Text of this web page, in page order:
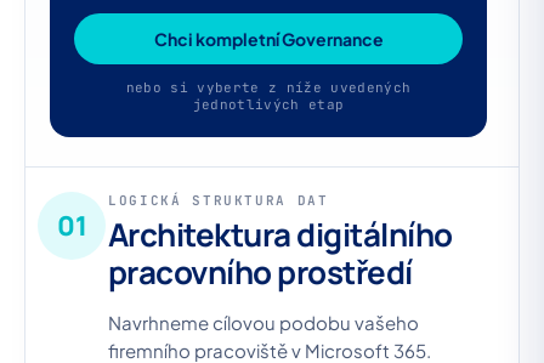
Chci kompletní Governance
nebo si vyberte z níže uvedených
jednotlivých etap
01
LOGICKÁ STRUKTURA DAT
Architektura digitálního
pracovního prostředí
Navrhneme cílovou podobu vašeho
firemního pracoviště v Microsoft 365.